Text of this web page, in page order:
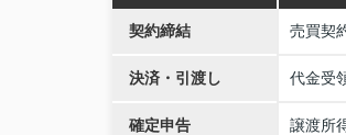
契約締結 売買契
決済・引渡し 代金受
確定申告 譲渡所